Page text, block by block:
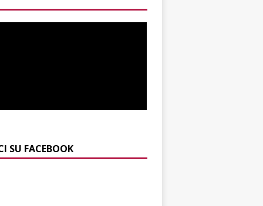
SU FACEBOOK